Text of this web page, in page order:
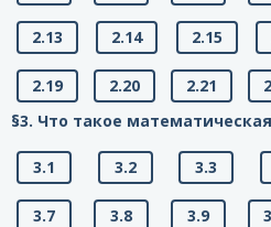
2.13 2.14 2.15
2.19 2.20 2.21
§3. Что такое
3.1 3.2 3.3
3.7 3.8 3.9